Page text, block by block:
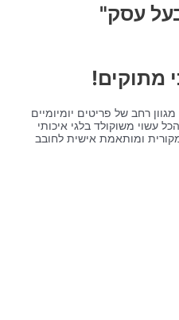
עסק"
מתוקים!
רחב של פריטים יומיומיים
עשוי משוקולד בלגי איכותי
ומותאמת אישית לחובב